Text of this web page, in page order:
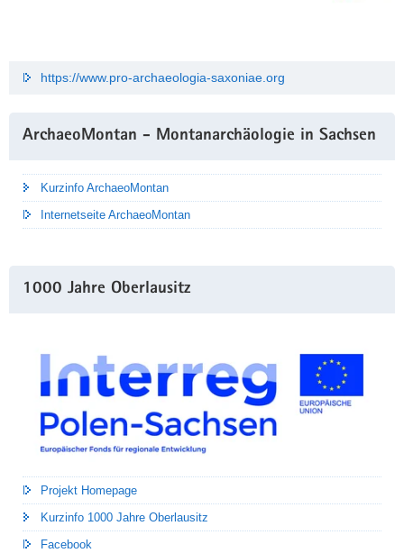
https://www.pro-archaeologia-saxoniae.org
ArchaeoMontan - Montanarchäologie in Sachsen
Kurzinfo ArchaeoMontan
Internetseite ArchaeoMontan
1000 Jahre Oberlausitz
Projekt Homepage
Kurzinfo 1000 Jahre Oberlausitz
Facebook